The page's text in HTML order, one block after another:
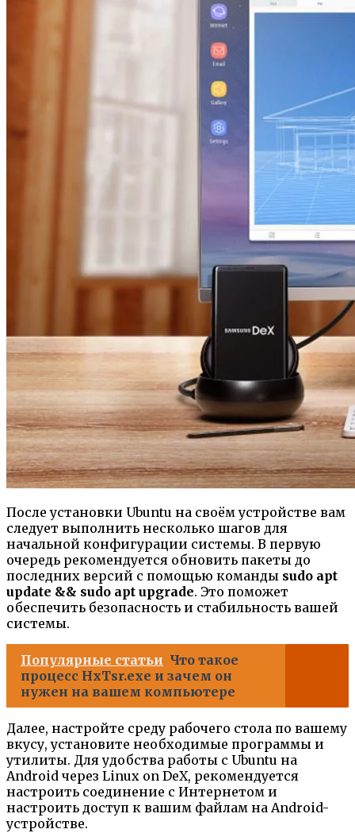
После установки Ubuntu на своём устройстве вам
следует выполнить несколько шагов для
начальной конфигурации системы. В первую
очередь рекомендуется обновить пакеты до
последних версий с помощью команды sudo apt
update && sudo apt upgrade. Это поможет
обеспечить безопасность и стабильность вашей
системы.
Популярные статьи Что такое
процесс HxTsr.exe и зачем он
нужен на вашем компьютере
Далее, настройте среду рабочего стола по вашему
вкусу, установите необходимые программы и
утилиты. Для удобства работы с Ubuntu на
Android через Linux on DeX, рекомендуется
настроить соединение с Интернетом и
настроить доступ к вашим файлам на Android-
устройстве.